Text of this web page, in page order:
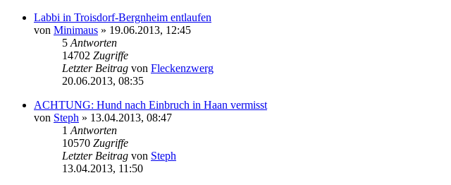
Labbi in Troisdorf-Bergnheim entlaufen
von Minimaus » 19.06.2013, 12:45
5 Antworten
14702 Zugriffe
Letzter Beitrag von Fleckenzwerg
20.06.2013, 08:35
ACHTUNG: Hund nach Einbruch in Haan vermisst
von Steph » 13.04.2013, 08:47
1 Antworten
10570 Zugriffe
Letzter Beitrag von Steph
13.04.2013, 11:50